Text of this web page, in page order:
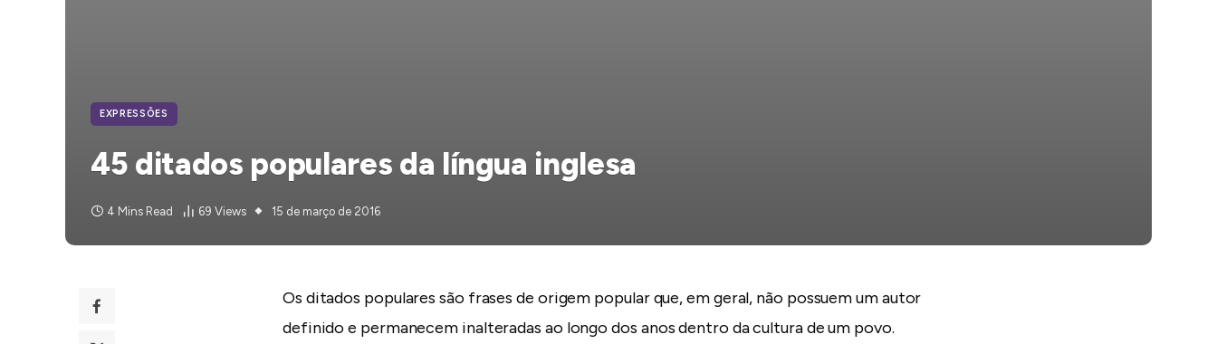
EXPRESSÕES
45 ditados populares da língua inglesa
4 Mins Read 69 Views 15 de março de 2016
Os ditados populares são frases de origem popular que, em geral, não possuem um autor
definido e permanecem inalteradas ao longo dos anos dentro da cultura de um povo.